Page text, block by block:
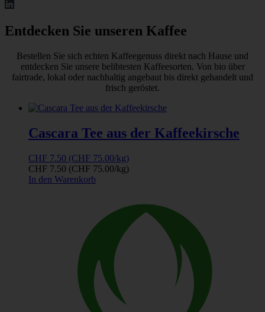
Entdecken Sie unseren Kaffee
Bestellen Sie sich echten Kaffeegenuss direkt nach Hause und
entdecken Sie unsere belibtesten Kaffeesorten. Von bio über
fairtrade, lokal oder nachhaltig angebaut bis direkt gehandelt und
frisch geröstet.
Cascara Tee aus der Kaffeekirsche
CHF 7.50 (CHF 75.00/kg)
CHF 7.50 (CHF 75.00/kg)
In den Warenkorb